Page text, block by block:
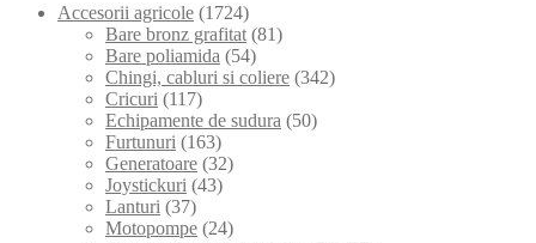
Accesorii agricole (1724)
Bare bronz grafitat (81)
Bare poliamida (54)
Chingi, cabluri si coliere (342)
Cricuri (117)
Echipamente de sudura (50)
Furtunuri (163)
Generatoare (32)
Joystickuri (43)
Lanturi (37)
Motopompe (24)